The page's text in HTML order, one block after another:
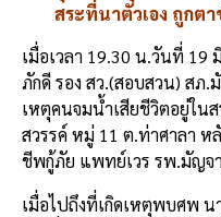
e
b
o
o
k
สระที่นาตัวเอง ถูกต
เมื่อเวลา 19.30 น.วันที่
ภักดี รอง สว.(สอบสวน) สภ.
เหตุคนจมน้ำเสียชีวิตอยู่ใน
สวรรค์ หมู่ 11 ต.ท่าศาลา ห
ชีพกู้ภัย แพทย์เวร รพ.มัญจ
เมื่อไปถึงที่เกิดเหตุพบศพ น